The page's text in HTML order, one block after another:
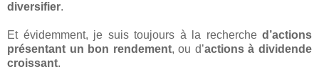
diversifier.
Et évidemment, je suis toujours à la recherche d’actions
présentant un bon rendement, ou d’actions à dividende
croissant.